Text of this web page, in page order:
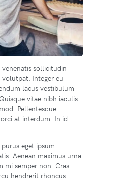
sollicitudin
Integer eu
lacus vestibulum
vitae nibh iaculis
Pellentesque
at interdum. In id
eget ipsum
Aenean maximus urna
mi semper non. Cras
hendrerit rhoncus.